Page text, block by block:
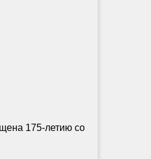
175-летию со